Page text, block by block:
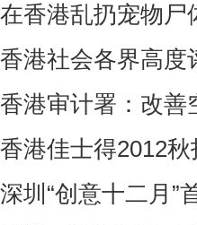
在香港乱扔宠物尸
香港社会各界高度
香港审计署：改善
香港佳士得2012
深圳“创意十二月”